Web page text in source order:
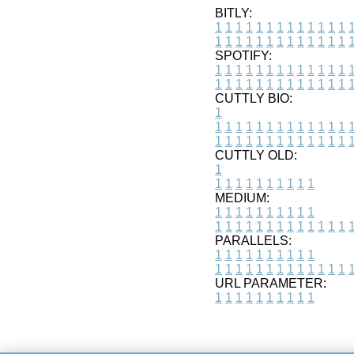
BITLY:
1 1 1 1 1 1 1 1 1 1 1 1 1 1
1 1 1 1 1 1 1 1 1 1 1 1 1 1
SPOTIFY:
1 1 1 1 1 1 1 1 1 1 1 1 1 1
1 1 1 1 1 1 1 1 1 1 1 1 1 1
CUTTLY BIO:
1
1 1 1 1 1 1 1 1 1 1 1 1 1 1
1 1 1 1 1 1 1 1 1 1 1 1 1 1
CUTTLY OLD:
1
1 1 1 1 1 1 1 1 1 1
MEDIUM:
1 1 1 1 1 1 1 1 1 1
1 1 1 1 1 1 1 1 1 1 1 1 1 1
PARALLELS:
1 1 1 1 1 1 1 1 1 1
1 1 1 1 1 1 1 1 1 1 1 1 1 1
URL PARAMETER:
1 1 1 1 1 1 1 1 1 1